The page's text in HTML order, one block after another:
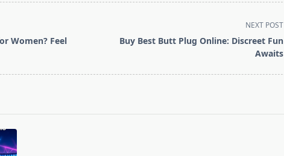
Women? Feel
NEXT POST
Buy Best Butt Plug Online: Discreet Fun
Awaits